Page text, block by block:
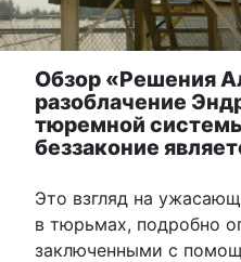
Обзор «Решения
разоблачение
тюремной
беззаконие
Это взгляд на
в тюрьмах, подробно
заключенными с